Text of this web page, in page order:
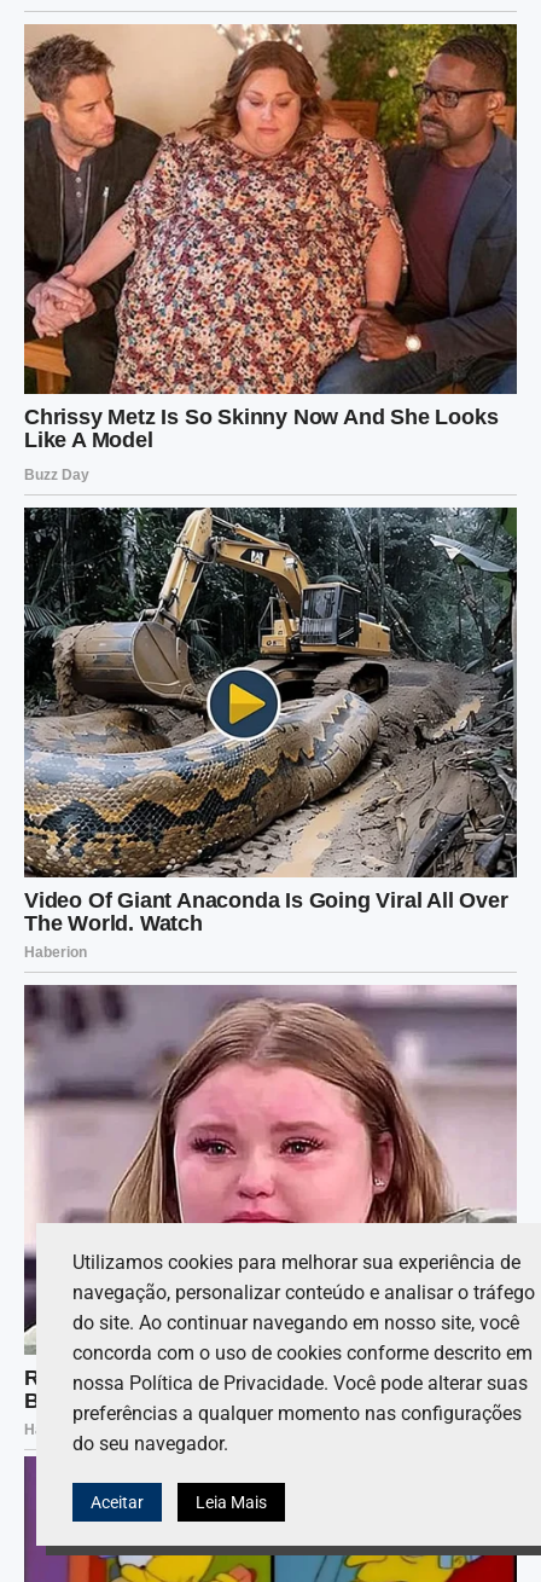
Utilizamos cookies para melhorar sua experiência de
navegação, personalizar conteúdo e analisar o tráfego
do site. Ao continuar navegando em nosso site, você
concorda com o uso de cookies conforme descrito em
nossa Política de Privacidade. Você pode alterar suas
preferências a qualquer momento nas configurações
do seu navegador.
Aceitar Leia Mais